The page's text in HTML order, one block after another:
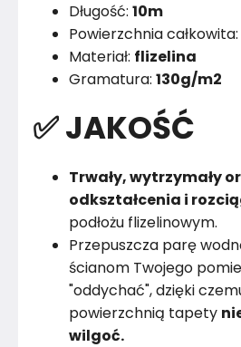
Montaż
Długość: 10m
Powierzchnia całkowita:
Materiał: flizelina
Gramatura: 130g/m2
✅ JAKOŚĆ
Trwały, wytrzymały
odkształcenia i
podłożu flizelinowym.
Przepuszcza parę
ścianom Twojego
"oddychać", dzięki
powierzchnią tapety
wilgoć.